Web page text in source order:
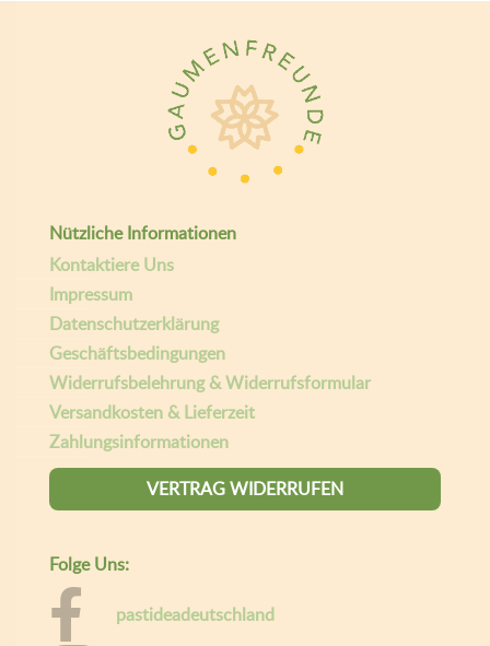
Nützliche Informationen
Kontaktiere Uns
Impressum
Datenschutzerklärung
Geschäftsbedingungen
Widerrufsbelehrung & Widerrufsformular
Versandkosten & Lieferzeit
Zahlungsinformationen
VERTRAG WIDERRUFEN
Folge Uns:
pastideadeutschland